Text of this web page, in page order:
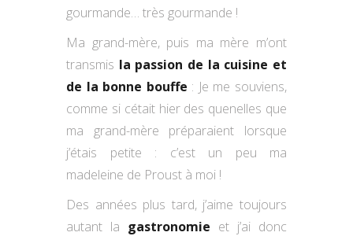
gourmande… très gourmande !
Ma grand-mère, puis ma mère m’ont
transmis la passion de la cuisine et
de la bonne bouffe : Je me souviens,
comme si cétait hier des quenelles que
ma grand-mère préparaient lorsque
j’étais petite : c’est un peu ma
madeleine de Proust à moi !
Des années plus tard, j’aime toujours
autant la gastronomie et j’ai donc